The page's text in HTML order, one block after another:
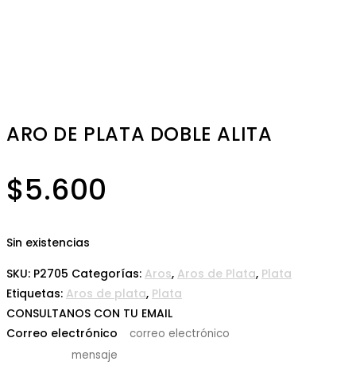
ARO DE PLATA DOBLE ALITA
$5.600
Sin existencias
SKU: P2705 Categorías: Aros, Aros de Plata, Plata
Etiquetas: Aros de plata, Plata
CONSULTANOS CON TU EMAIL
Correo electrónico